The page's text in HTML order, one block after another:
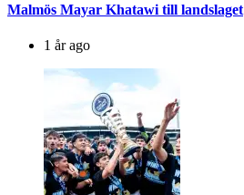
Malmös Mayar Khatawi till landslaget
1 år ago